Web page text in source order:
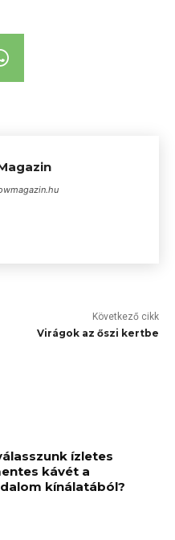
Következő cikk
Virágok az őszi kertbe
ízletes
kávét a
kínálatából?